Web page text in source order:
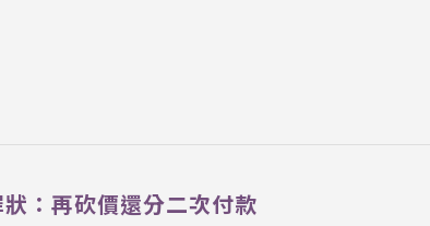
：再砍價還分二次付款